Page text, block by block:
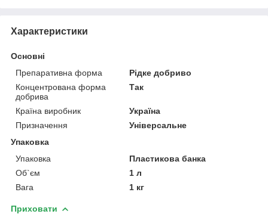
Характеристики
Основні
Препаративна форма
Рідке добриво
Концентрована форма
добрива
Так
Країна виробник
Україна
Призначення
Універсальне
Упаковка
Упаковка
Пластикова банка
Об`єм
1 л
Вага
1 кг
Приховати